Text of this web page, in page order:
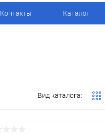
Контакты Каталог
Вид каталога: